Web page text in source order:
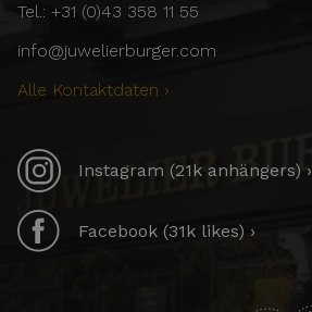
Tel.: +31 (0)43 358 11 55
info@juwelierburger.com
Alle Kontaktdaten ›
Instagram (21k anhängers) ›
Facebook (31k likes) ›